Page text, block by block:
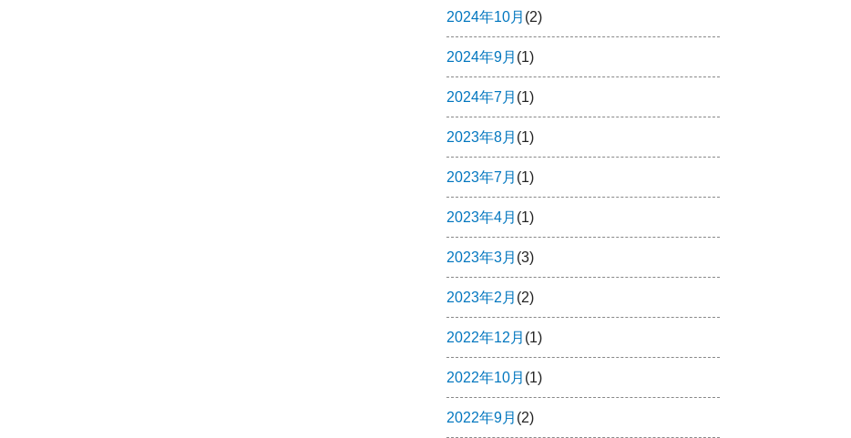
2024年10月 (2)
2024年9月 (1)
2024年7月 (1)
2023年8月 (1)
2023年7月 (1)
2023年4月 (1)
2023年3月 (3)
2023年2月 (2)
2022年12月 (1)
2022年10月 (1)
2022年9月 (2)